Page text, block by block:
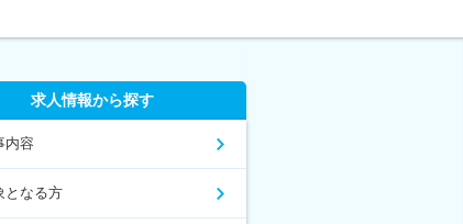
求人情報から探す
内容
となる方